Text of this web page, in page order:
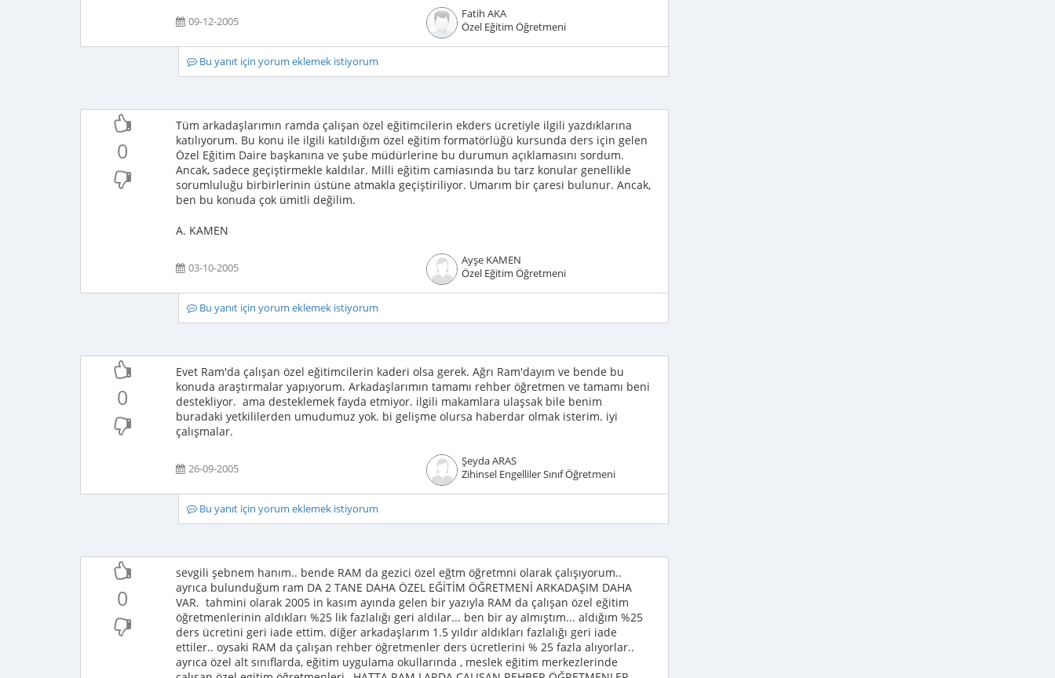
09-12-2005
Fatih AKA
Özel Eğitim Öğretmeni
Bu yanıt için yorum eklemek istiyorum
0
Tüm arkadaşlarımın ramda çalışan özel eğitimcilerin ekders ücretiyle ilgili yazdıklarına
katılıyorum. Bu konu ile ilgili katıldığım özel eğitim formatörlüğü kursunda ders için gelen
Özel Eğitim Daire başkanına ve şube müdürlerine bu durumun açıklamasını sordum.
Ancak, sadece geçiştirmekle kaldılar. Milli eğitim camiasında bu tarz konular genellikle
sorumluluğu birbirlerinin üstüne atmakla geçiştiriliyor. Umarım bir çaresi bulunur. Ancak,
ben bu konuda çok ümitli değilim.
A. KAMEN
03-10-2005
Ayşe KAMEN
Özel Eğitim Öğretmeni
Bu yanıt için yorum eklemek istiyorum
0
Evet Ram'da çalışan özel eğitimcilerin kaderi olsa gerek. Ağrı Ram'dayım ve bende bu
konuda araştırmalar yapıyorum. Arkadaşlarımın tamamı rehber öğretmen ve tamamı beni
destekliyor. ama desteklemek fayda etmiyor. ilgili makamlara ulaşsak bile benim
buradaki yetkililerden umudumuz yok. bi gelişme olursa haberdar olmak isterim. iyi
çalışmalar.
26-09-2005
Şeyda ARAS
Zihinsel Engelliler Sınıf Öğretmeni
Bu yanıt için yorum eklemek istiyorum
0
sevgili şebnem hanım.. bende RAM da gezici özel eğtm öğretmni olarak çalışıyorum..
ayrıca bulunduğum ram DA 2 TANE DAHA ÖZEL EĞİTİM ÖĞRETMENİ ARKADAŞIM DAHA
VAR. tahmini olarak 2005 in kasım ayında gelen bir yazıyla RAM da çalışan özel eğitim
öğretmenlerinin aldıkları %25 lik fazlalığı geri aldılar... ben bir ay almıştım... aldığım %25
ders ücretini geri iade ettim. diğer arkadaşlarım 1.5 yıldır aldıkları fazlalığı geri iade
ettiler.. oysaki RAM da çalışan rehber öğretmenler ders ücretlerini % 25 fazla alıyorlar..
ayrıca özel alt sınıflarda, eğitim uygulama okullarında , meslek eğitim merkezlerinde